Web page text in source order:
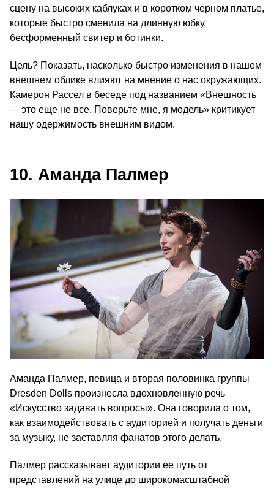
сцену на высоких каблуках и в коротком черном платье,
которые быстро сменила на длинную юбку,
бесформенный свитер и ботинки.
Цель? Показать, насколько быстро изменения в нашем
внешнем облике влияют на мнение о нас окружающих.
Камерон Рассел в беседе под названием «Внешность
— это еще не все. Поверьте мне, я модель» критикует
нашу одержимость внешним видом.
10. Аманда Палмер
Аманда Палмер, певица и вторая половинка группы
Dresden Dolls произнесла вдохновленную речь
«Искусство задавать вопросы». Она говорила о том,
как взаимодействовать с аудиторией и получать деньги
за музыку, не заставляя фанатов этого делать.
Палмер рассказывает аудитории ее путь от
представлений на улице до широкомасштабной